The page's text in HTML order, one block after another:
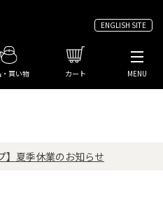
ENGLISH SITE
買い物 カート MENU
】夏季休業のお知らせ